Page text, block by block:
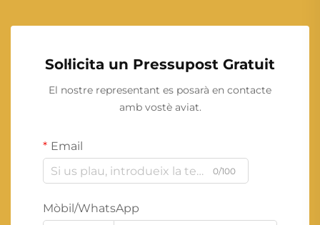
Sol·licita un Pressupost Gratuit
El nostre representant es posarà en contacte
amb vostè aviat.
Email
0/100
Mòbil/WhatsApp